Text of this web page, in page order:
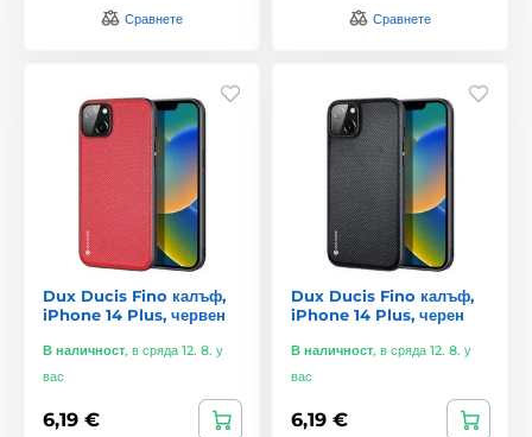
Сравнете Сравнете
Dux Ducis Fino калъф,
iPhone 14 Plus, червен
В наличност, в сряда 12. 8. у
вас
6,19 €
Dux Ducis Fino калъф,
iPhone 14 Plus, черен
В наличност, в сряда 12. 8. у
вас
6,19 €